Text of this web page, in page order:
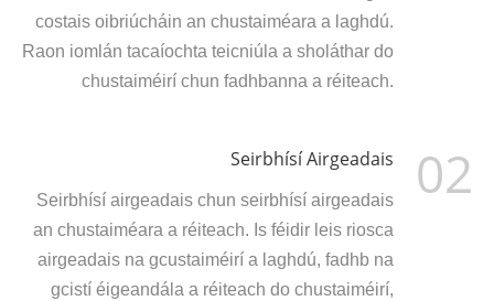
costais oibriúcháin an chustaiméara a laghdú.
Raon iomlán tacaíochta teicniúla a sholáthar do
chustaiméirí chun fadhbanna a réiteach.
02
Seirbhísí Airgeadais
Seirbhísí airgeadais chun seirbhísí airgeadais
an chustaiméara a réiteach. Is féidir leis riosca
airgeadais na gcustaiméirí a laghdú, fadhb na
gcistí éigeandála a réiteach do chustaiméirí,